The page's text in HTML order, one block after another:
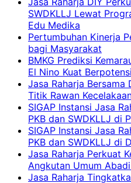
SWDKLLJ Lewat
Edu Medika
Pertumbuhan Kinerja
bagi Masyarakat
BMKG Prediksi
El Nino Kuat
Jasa Raharja
Titik Rawan
SIGAP Instansi Jasa
PKB dan SWDKLLJ di
SIGAP Instansi Jasa
PKB dan SWDKLLJ di
Jasa Raharja Perkuat
Angkutan Umum
Jasa Raharja